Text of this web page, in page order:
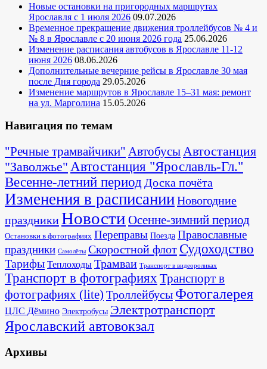
Новые остановки на пригородных маршрутах
Ярославля с 1 июля 2026 09.07.2026
Временное прекращение движения троллейбусов № 4 и
№ 8 в Ярославле с 20 июня 2026 года 25.06.2026
Изменение расписания автобусов в Ярославле 11-12
июня 2026 08.06.2026
Дополнительные вечерние рейсы в Ярославле 30 мая
после Дня города 29.05.2026
Изменение маршрутов в Ярославле 15–31 мая: ремонт
на ул. Марголина 15.05.2026
Навигация по темам
"Речные трамвайчики" АвтобусыАвтостанция
"Заволжье" Автостанция "Ярославль-Гл."
Весенне-летний период Доска почёта
Изменения в расписанииНовогодние
праздникиНовости Осенне-зимний период
Остановки в фотографиях Переправы Поезда Православные
праздники Самолёты Скоростной флот Судоходство
Тарифы Теплоходы Трамваи Транспорт в видеороликах
Транспорт в фотографияхТранспорт в
фотографиях (lite) Троллейбусы Фотогалерея
ЦЛС Дёмино Электробусы Электротранспорт
Ярославский автовокзал
Архивы